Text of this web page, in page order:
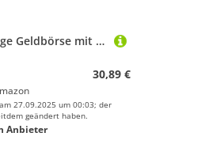
Erwqavc Lange Geldbörse mit buntem Kugelaufdruck, für Damen und Herren, Leder, doppelte Geldbörse, Clutch, Reise-Münzfach
30,89 €
27.09.2025 um 00:03; der
geändert haben.
Anbieter